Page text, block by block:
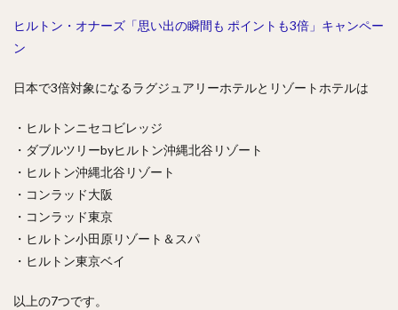
ヒルトン・オナーズ「思い出の瞬間も ポイントも3倍」キャンペー
ン
日本で3倍対象になるラグジュアリーホテルとリゾートホテルは
・ヒルトンニセコビレッジ
・ダブルツリーbyヒルトン沖縄北谷リゾート
・ヒルトン沖縄北谷リゾート
・コンラッド大阪
・コンラッド東京
・ヒルトン小田原リゾート＆スパ
・ヒルトン東京ベイ
以上の7つです。